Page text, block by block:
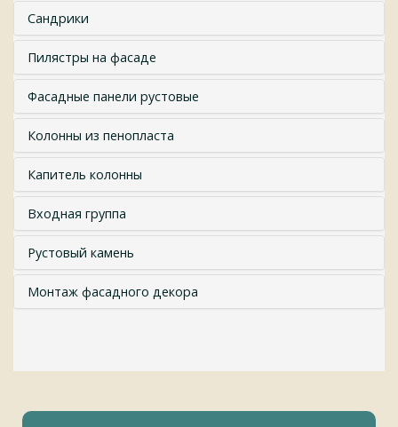
Сандрики
Пилястры на фасаде
Фасадные панели рустовые
Колонны из пенопласта
Капитель колонны
Входная группа
Рустовый камень
Монтаж фасадного декора